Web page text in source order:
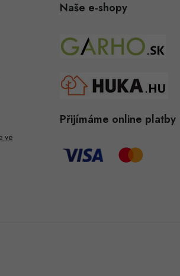
ve
Naše e-shopy
Přijímáme online platby